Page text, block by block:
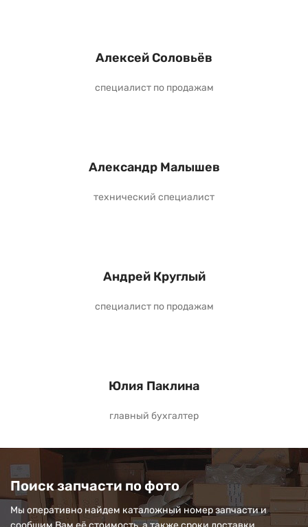
Алексей Соловьёв
специалист по продажам
Александр Малышев
технический специалист
Андрей Круглый
специалист по продажам
Юлия Паклина
главный бухгалтер
Поиск запчасти по фото
Мы оперативно найдем каталожный номер запчасти и